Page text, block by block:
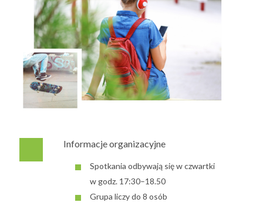
Informacje organizacyjne
Spotkania odbywają się w czwartki
w godz. 17:30–18.50
Grupa liczy do 8 osób